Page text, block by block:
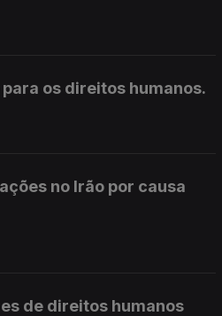
os direitos humanos.
no Irão por causa
de direitos humanos